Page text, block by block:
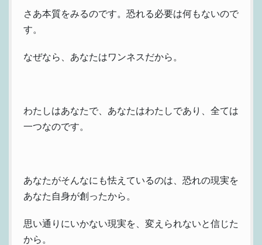
さあ本質をみるのです。恐れる必要は何もないので
す。
なぜなら、あなたはワンネスだから。
わたしはあなたで、あなたはわたしであり、全ては
一つなのです。
あなたがそんなにも怯えているのは、恐れの現実を
あなた自身が創ったから。
思い通りにいかない現実を、変えられないと信じた
から。